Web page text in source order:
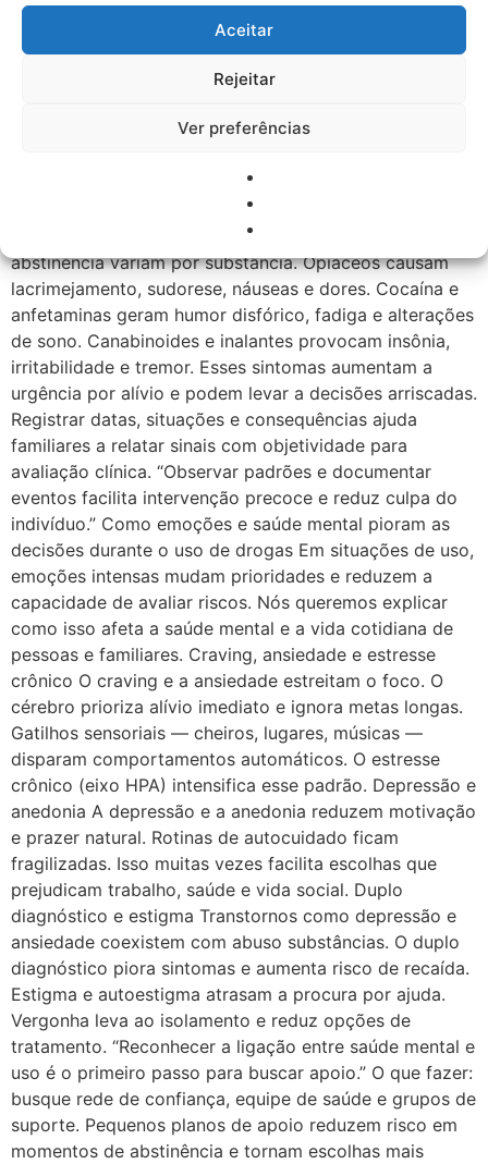
Aceitar
Rejeitar
Ver preferências
imediato interfere no planejamento e no autocuidado.
Persistência apesar dos riscos: trabalho, saúde, dinheiro
e relações Manter o uso mesmo com prejuízos
mostra comprometimento do processo decisório.
possível, conflitos e mentiras para esconder o
comportamento. Sintomas de abstinência mais comuns
e como eles influenciam comportamento Sintomas de
abstinência variam por substância. Opiáceos causam
lacrimejamento, sudorese, náuseas e dores. Cocaína e
anfetaminas geram humor disfórico, fadiga e alterações
de sono. Canabinoides e inalantes provocam insônia,
irritabilidade e tremor. Esses sintomas aumentam a
urgência por alívio e podem levar a decisões arriscadas.
Registrar datas, situações e consequências ajuda
familiares a relatar sinais com objetividade para
avaliação clínica. “Observar padrões e documentar
eventos facilita intervenção precoce e reduz culpa do
indivíduo.” Como emoções e saúde mental pioram as
decisões durante o uso de drogas Em situações de uso,
emoções intensas mudam prioridades e reduzem a
capacidade de avaliar riscos. Nós queremos explicar
como isso afeta a saúde mental e a vida cotidiana de
pessoas e familiares. Craving, ansiedade e estresse
crônico O craving e a ansiedade estreitam o foco. O
cérebro prioriza alívio imediato e ignora metas longas.
Gatilhos sensoriais — cheiros, lugares, músicas —
disparam comportamentos automáticos. O estresse
crônico (eixo HPA) intensifica esse padrão. Depressão e
anedonia A depressão e a anedonia reduzem motivação
e prazer natural. Rotinas de autocuidado ficam
fragilizadas. Isso muitas vezes facilita escolhas que
prejudicam trabalho, saúde e vida social. Duplo
diagnóstico e estigma Transtornos como depressão e
ansiedade coexistem com abuso substâncias. O duplo
diagnóstico piora sintomas e aumenta risco de recaída.
Estigma e autoestigma atrasam a procura por ajuda.
Vergonha leva ao isolamento e reduz opções de
tratamento. “Reconhecer a ligação entre saúde mental e
uso é o primeiro passo para buscar apoio.” O que fazer:
busque rede de confiança, equipe de saúde e grupos de
suporte. Pequenos planos de apoio reduzem risco em
momentos de abstinência e tornam escolhas mais